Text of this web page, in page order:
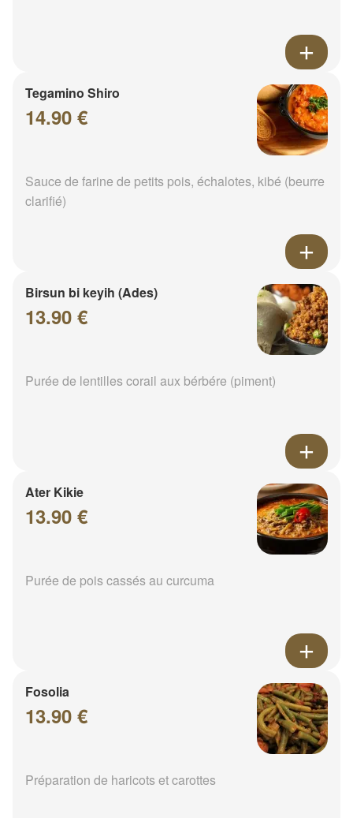
Tegamino Shiro
14.90 €
Sauce de farine de petits pois, échalotes, kibé (beurre
clarifié)
Birsun bi keyih (Ades)
13.90 €
Purée de lentilles corail aux bérbére (piment)
Ater Kikie
13.90 €
Purée de pois cassés au curcuma
Fosolia
13.90 €
Préparation de haricots et carottes